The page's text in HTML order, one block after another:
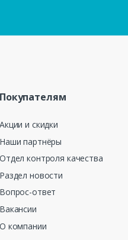
Покупателям
Акции и скидки
Наши партнёры
Отдел контроля качества
Раздел новости
Вопрос-ответ
Вакансии
О компании